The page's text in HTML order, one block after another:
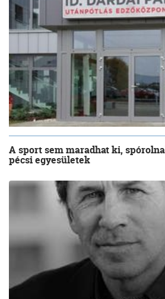
A sport sem maradhat ki,
pécsi egyesületek